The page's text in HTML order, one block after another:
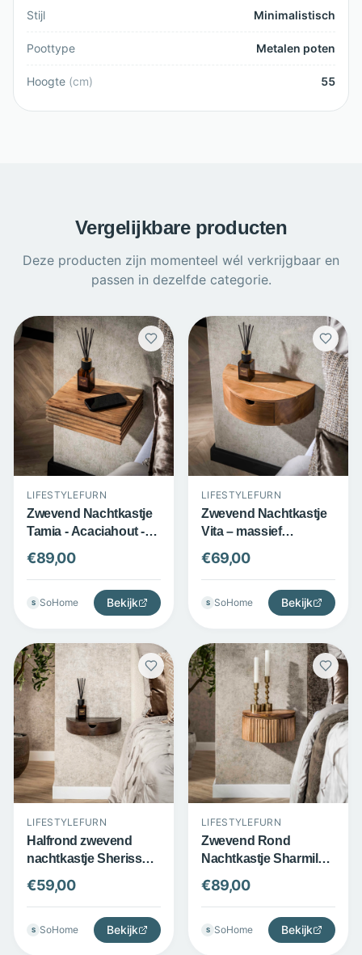
Stijl Minimalistisch
Poottype Metalen poten
Hoogte (cm) 55
Vergelijkbare producten
Deze producten zijn momenteel wél verkrijgbaar en
passen in dezelfde categorie.
LIFESTYLEFURN
Zwevend Nachtkastje
Tamia - Acaciahout -
Met lade, set van 2 -
Naturel - LifestyleFurn
€89,00
S SoHome Bekijk
LIFESTYLEFURN
Zwevend Nachtkastje
Vita – massief
acaciahout – 1 lade en
open vak – naturel –
LifestyleFurn
€69,00
S SoHome Bekijk
LIFESTYLEFURN
Halfrond zwevend
nachtkastje Sherissa -
Massief acaciahout - 1
lade - Glaze brown -
LifestyleFurn
€59,00
S SoHome Bekijk
LIFESTYLEFURN
Zwevend Rond
Nachtkastje Sharmila
XS - Massief
mangohout - 1 lade -
Zandkleur -
LifestyleFurn
€89,00
S SoHome Bekijk